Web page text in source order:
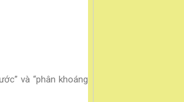
và “phân khoáng